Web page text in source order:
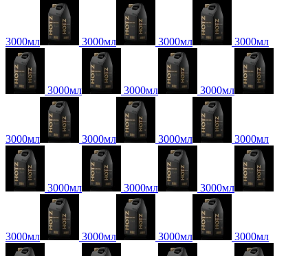
3000мл 3000мл 3000мл 3000мл
3000мл 3000мл 3000мл
3000мл 3000мл 3000мл 3000мл
3000мл 3000мл 3000мл
3000мл 3000мл 3000мл 3000мл